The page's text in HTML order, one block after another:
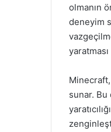
olmanın
deneyim
sunar. Bu